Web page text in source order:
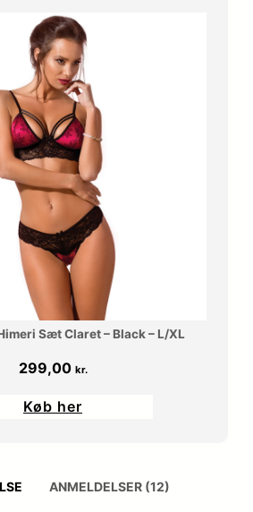
Sæt Claret – Black – L/XL
299,00 kr.
Køb her
ANMELDELSER (12)